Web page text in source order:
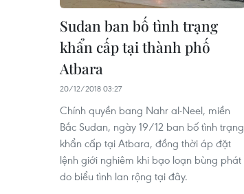
Sudan ban bố tình trạng
khẩn cấp tại thành phố
Atbara
20/12/2018 03:27
Chính quyền bang Nahr al-Neel, miền
Bắc Sudan, ngày 19/12 ban bố tình trạng
khẩn cấp tại Atbara, đồng thời áp đặt
lệnh giới nghiêm khi bạo loạn bùng phát
do biểu tình lan rộng tại đây.